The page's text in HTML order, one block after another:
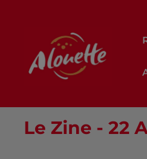
Le Zine - 22